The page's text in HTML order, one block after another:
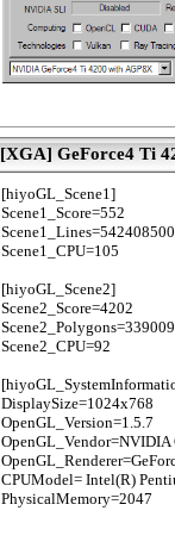
[XGA] GeForce4 Ti
[hiyoGL_Scene1]
Scene1_Score=552
Scene1_Lines=542408500
Scene1_CPU=105
[hiyoGL_Scene2]
Scene2_Score=4202
Scene2_CPU=92
DisplaySize=1024x768
OpenGL_Version=1.5.7
CPUModel= Intel(R)
PhysicalMemory=2047